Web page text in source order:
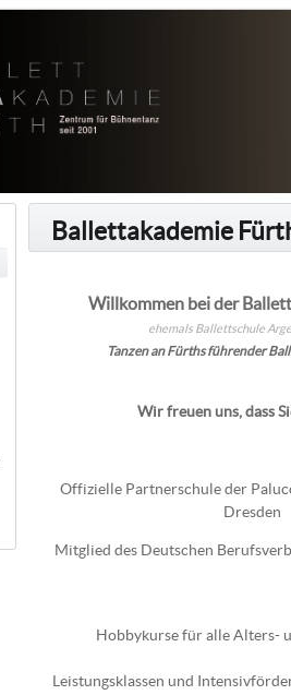
Ballettakademie
Willkommen bei der
ehemals Ballettschule
Tanzen an Fürths führender
Wir freuen uns, dass
Offizielle Partnerschule der
Dresden
Mitglied des Deutschen
Hobbykurse für alle Alters-
Leistungsklassen und